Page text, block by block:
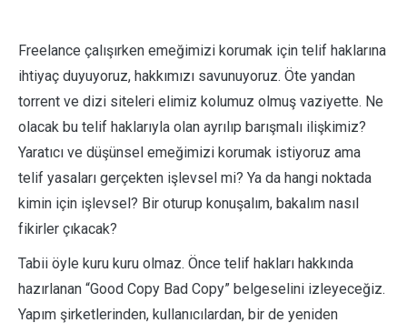
Freelance çalışırken emeğimizi korumak için telif haklarına
ihtiyaç duyuyoruz, hakkımızı savunuyoruz. Öte yandan
torrent ve dizi siteleri elimiz kolumuz olmuş vaziyette. Ne
olacak bu telif haklarıyla olan ayrılıp barışmalı ilişkimiz?
Yaratıcı ve düşünsel emeğimizi korumak istiyoruz ama
telif yasaları gerçekten işlevsel mi? Ya da hangi noktada
kimin için işlevsel? Bir oturup konuşalım, bakalım nasıl
fikirler çıkacak?
Tabii öyle kuru kuru olmaz. Önce telif hakları hakkında
hazırlanan “Good Copy Bad Copy” belgeselini izleyeceğiz.
Yapım şirketlerinden, kullanıcılardan, bir de yeniden